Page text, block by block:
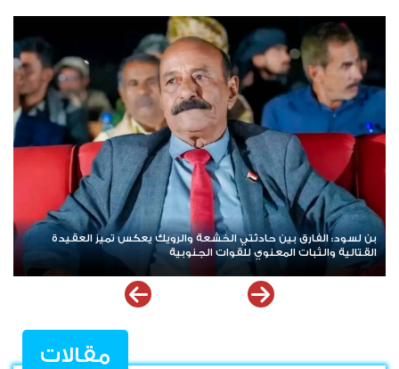
بن لسود: الفارق بين حادثتي الخشعة والرويك يعكس تميز العقيدة
القتالية والثبات المعنوي للقوات الجنوبية
مقالات